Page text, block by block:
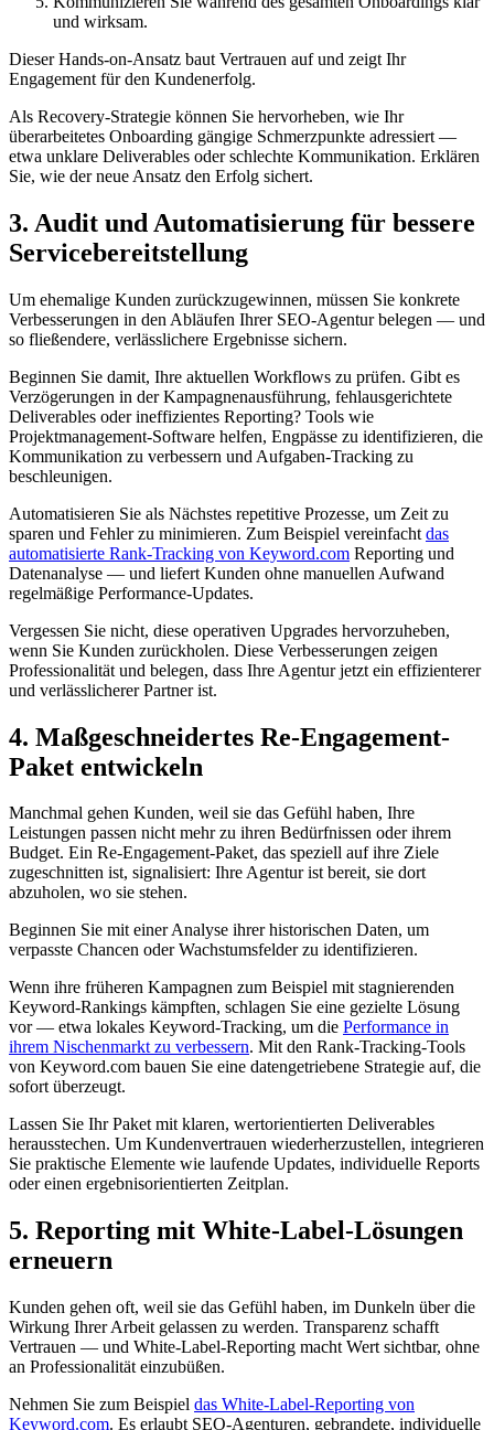
und wirksam.
Dieser Hands-on-Ansatz baut Vertrauen auf und zeigt Ihr
Engagement für den Kundenerfolg.
Als Recovery-Strategie können Sie hervorheben, wie Ihr
überarbeitetes Onboarding gängige Schmerzpunkte adressiert —
etwa unklare Deliverables oder schlechte Kommunikation. Erklären
Sie, wie der neue Ansatz den Erfolg sichert.
3. Audit und Automatisierung für bessere
Servicebereitstellung
Um ehemalige Kunden zurückzugewinnen, müssen Sie konkrete
Verbesserungen in den Abläufen Ihrer SEO-Agentur belegen — und
so fließendere, verlässlichere Ergebnisse sichern.
Beginnen Sie damit, Ihre aktuellen Workflows zu prüfen. Gibt es
Verzögerungen in der Kampagnenausführung, fehlausgerichtete
Deliverables oder ineffizientes Reporting? Tools wie
Projektmanagement-Software helfen, Engpässe zu identifizieren, die
Kommunikation zu verbessern und Aufgaben-Tracking zu
beschleunigen.
Automatisieren Sie als Nächstes repetitive Prozesse, um Zeit zu
sparen und Fehler zu minimieren. Zum Beispiel vereinfacht das
automatisierte Rank-Tracking von Keyword.com Reporting und
Datenanalyse — und liefert Kunden ohne manuellen Aufwand
regelmäßige Performance-Updates.
Vergessen Sie nicht, diese operativen Upgrades hervorzuheben,
wenn Sie Kunden zurückholen. Diese Verbesserungen zeigen
Professionalität und belegen, dass Ihre Agentur jetzt ein effizienterer
und verlässlicherer Partner ist.
4. Maßgeschneidertes Re-Engagement-
Paket entwickeln
Manchmal gehen Kunden, weil sie das Gefühl haben, Ihre
Leistungen passen nicht mehr zu ihren Bedürfnissen oder ihrem
Budget. Ein Re-Engagement-Paket, das speziell auf ihre Ziele
zugeschnitten ist, signalisiert: Ihre Agentur ist bereit, sie dort
abzuholen, wo sie stehen.
Beginnen Sie mit einer Analyse ihrer historischen Daten, um
verpasste Chancen oder Wachstumsfelder zu identifizieren.
Wenn ihre früheren Kampagnen zum Beispiel mit stagnierenden
Keyword-Rankings kämpften, schlagen Sie eine gezielte Lösung
vor — etwa lokales Keyword-Tracking, um die Performance in
ihrem Nischenmarkt zu verbessern. Mit den Rank-Tracking-Tools
von Keyword.com bauen Sie eine datengetriebene Strategie auf, die
sofort überzeugt.
Lassen Sie Ihr Paket mit klaren, wertorientierten Deliverables
herausstechen. Um Kundenvertrauen wiederherzustellen, integrieren
Sie praktische Elemente wie laufende Updates, individuelle Reports
oder einen ergebnisorientierten Zeitplan.
5. Reporting mit White-Label-Lösungen
erneuern
Kunden gehen oft, weil sie das Gefühl haben, im Dunkeln über die
Wirkung Ihrer Arbeit gelassen zu werden. Transparenz schafft
Vertrauen — und White-Label-Reporting macht Wert sichtbar, ohne
an Professionalität einzubüßen.
Nehmen Sie zum Beispiel das White-Label-Reporting von
Keyword.com. Es erlaubt SEO-Agenturen, gebrandete, individuelle